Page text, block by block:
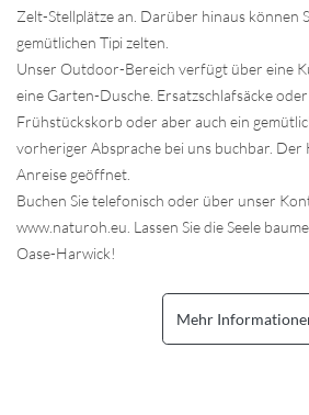
Zelt-Stellplätze an. Darüber hinaus können
gemütlichen Tipi zelten.
Unser Outdoor-Bereich verfügt über eine
eine Garten-Dusche. Ersatzschlafsäcke
Frühstückskorb oder aber auch ein
vorheriger Absprache bei uns buchbar.
Anreise geöffnet.
Buchen Sie telefonisch oder über unser
www.naturoh.eu. Lassen Sie die Seele
Oase-Harwick!
Mehr